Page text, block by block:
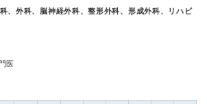
、外科、脳神経外科、整形外科、形成外科、リハビ
医